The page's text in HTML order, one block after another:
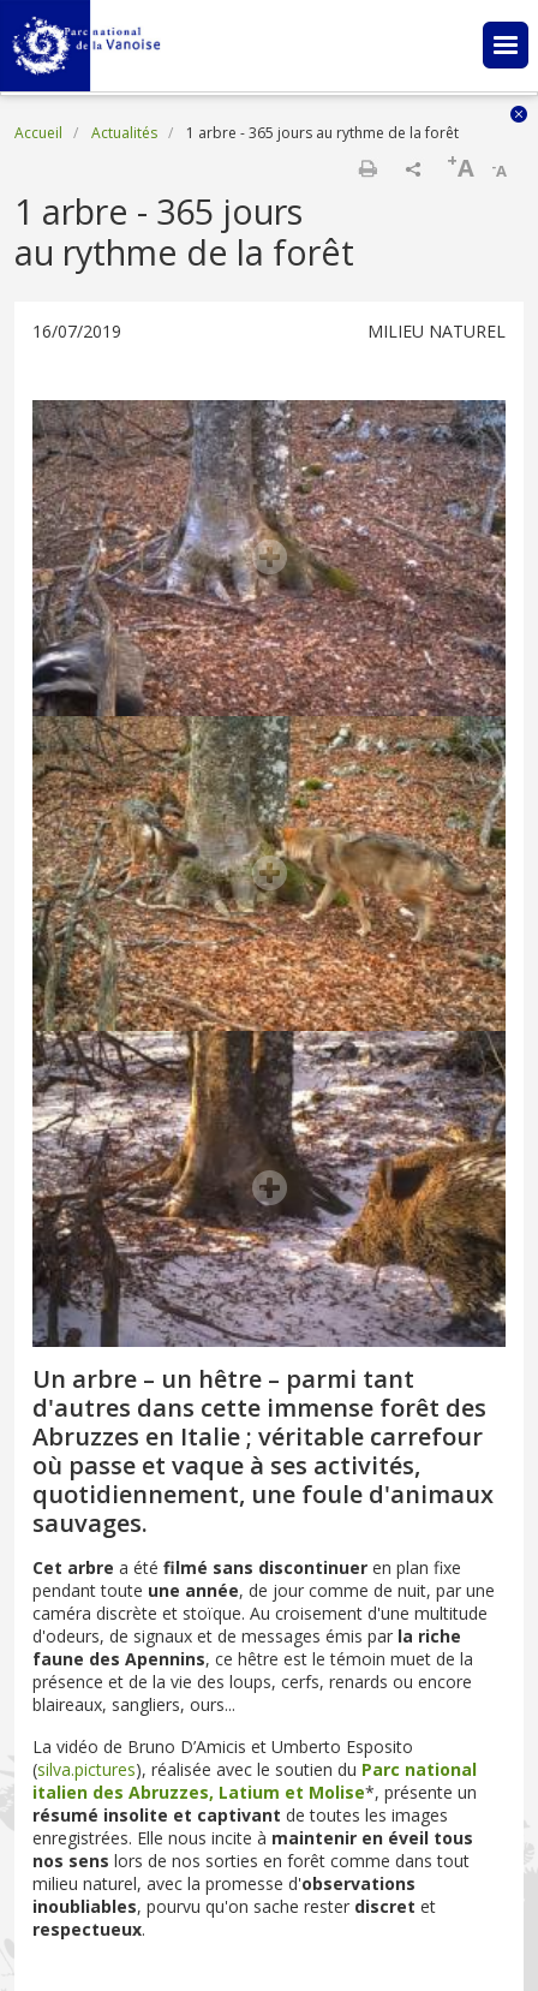
Aller au contenu principal
Fil d'Ariane
Accueil Actualités 1 arbre - 365 jours au rythme de la forêt
-A
+A
1 arbre - 365 jours
au rythme de la forêt
16/07/2019 MILIEU NATUREL
Un arbre – un hêtre – parmi tant
d'autres dans cette immense forêt des
Abruzzes en Italie ; véritable carrefour
où passe et vaque à ses activités,
quotidiennement, une foule d'animaux
sauvages.
Cet arbre a été filmé sans discontinuer en plan fixe
pendant toute une année, de jour comme de nuit, par une
caméra discrète et stoïque. Au croisement d'une multitude
d'odeurs, de signaux et de messages émis par la riche
faune des Apennins, ce hêtre est le témoin muet de la
présence et de la vie des loups, cerfs, renards ou encore
blaireaux, sangliers, ours...
La vidéo de Bruno D’Amicis et Umberto Esposito
(silva.pictures), réalisée avec le soutien du Parc national
italien des Abruzzes, Latium et Molise*, présente un
résumé insolite et captivant de toutes les images
enregistrées. Elle nous incite à maintenir en éveil tous
nos sens lors de nos sorties en forêt comme dans tout
milieu naturel, avec la promesse d'observations
inoubliables, pourvu qu'on sache rester discret et
respectueux.